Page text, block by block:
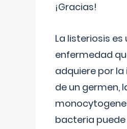
¡Gracias!
La listeriosis es
enfermedad
adquiere por la
de un germen,
bacteria puede